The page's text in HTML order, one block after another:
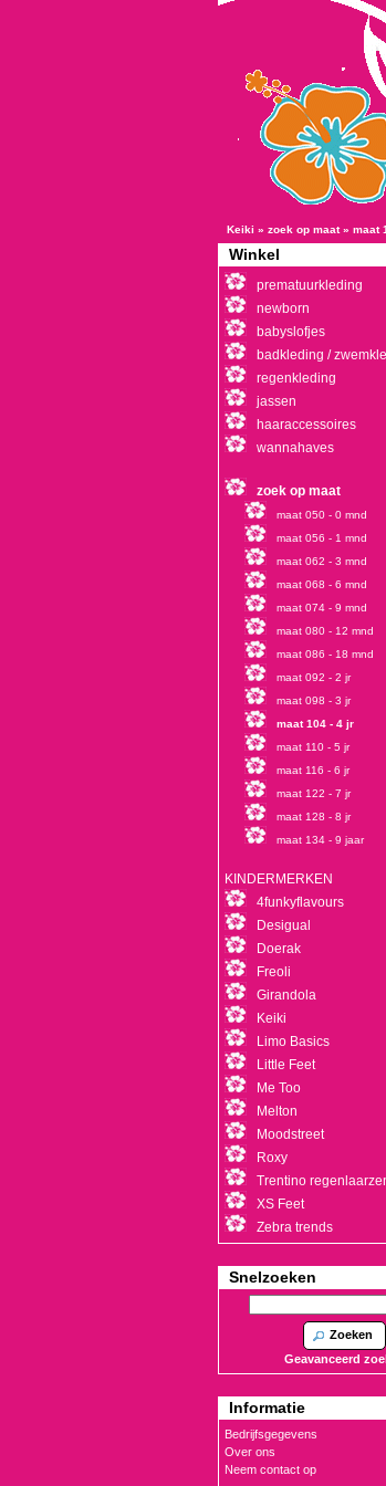
Keiki » zoek op maat» maat
Winkel
prematuurkleding
newborn
babyslofjes
badkleding /
regenkleding
jassen
haaraccessoires
wannahaves
zoek op maat
maat 050 - 0 mnd
maat 056 - 1 mnd
maat 062 - 3 mnd
maat 068 - 6 mnd
maat 074 - 9 mnd
maat 080 - 12 mnd
maat 086 - 18 mnd
maat 092 - 2 jr
maat 098 - 3 jr
maat 104 - 4 jr
maat 110 - 5 jr
maat 116 - 6 jr
maat 122 - 7 jr
maat 128 - 8 jr
maat 134 - 9 jaar
KINDERMERKEN
4funkyflavours
Desigual
Doerak
Freoli
Girandola
Keiki
Limo Basics
Little Feet
Me Too
Melton
Moodstreet
Roxy
Trentino
XS Feet
Zebra trends
Snelzoeken
Zoeken
Geavanceerd
Informatie
Bedrijfsgegevens
Over ons
Neem contact op